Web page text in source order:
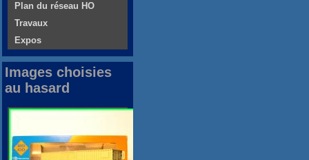
Plan du réseau HO
Travaux
Expos
Images choisies
au hasard